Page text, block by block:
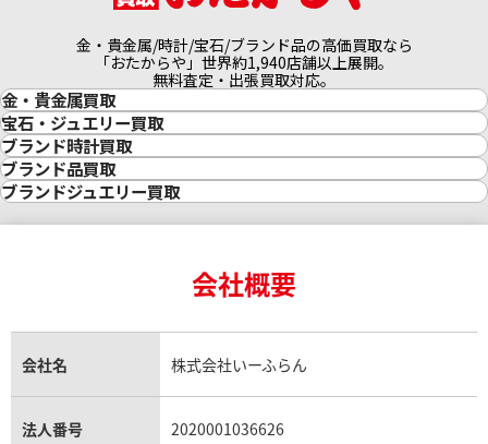
金・貴金属/時計/宝石/ブランド品の高価買取なら
「おたからや」世界約1,940店舗以上展開。
無料査定・出張買取対応。
金・貴金属買取
金買取
金の相場価格情報
金の参考買取価格一覧
インゴット買取
インゴットの相場価格情報
24金買取
金貨買取
貴金属買取
銀・シルバー買取
パラジウム買取
宝石・ジュエリー買取
宝石・ジュエリー買取
ダイヤモンド買取
ダイヤモンド・宝石の参考価格一覧
リング・結婚指輪買取
エメラルド買取
トパーズ買取
タンザナイト買取
キャッツアイ買取
ブランド時計買取
時計買取
ロレックス買取
ロレックス デイトナ買取
ロレックス サブマリーナー買取
ロレックス エクスプローラー買取
ロレックス デイトジャスト買取
パテック フィリップノーチラス買取
ヴァシュロン・コンスタンタン買取
ブランド品買取
ブランド買取
シャネル マトラッセ買取
セリーヌ買取
ブランドジュエリー買取
ヴァンクリーフ＆アーペル買取
ショーメ買取
ダミアーニ買取
会社概要
会社名 株式会社いーふらん
法人番号 2020001036626